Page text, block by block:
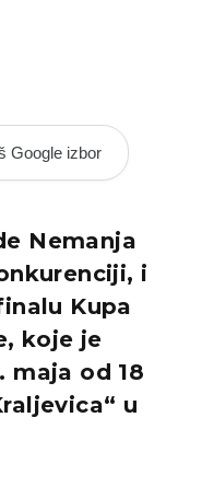
Google izbor
Nemanja
i
Kupa
koje je
maja od 18
u